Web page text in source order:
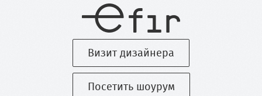
Посетить шоурум
Визит дизайнера